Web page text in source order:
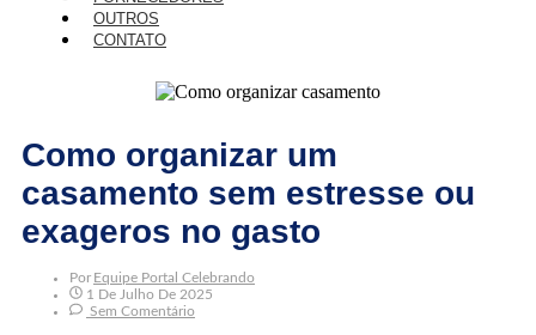
OUTROS
CONTATO
Como organizar um
casamento sem estresse ou
exageros no gasto
Por Equipe Portal Celebrando
1 De Julho De 2025
Sem Comentário